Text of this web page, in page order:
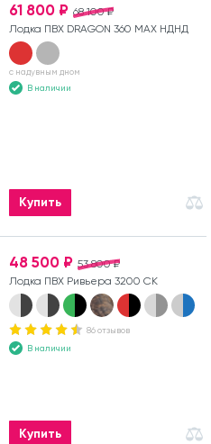
68 100 ₽
61 800 ₽
Лодка ПВХ DRAGON 360 MAX НДНД
с надувным дном
В наличии
Купить
53 800 ₽
48 500 ₽
Лодка ПВХ Ривьера 3200 СК
86 отзывов
В наличии
Купить